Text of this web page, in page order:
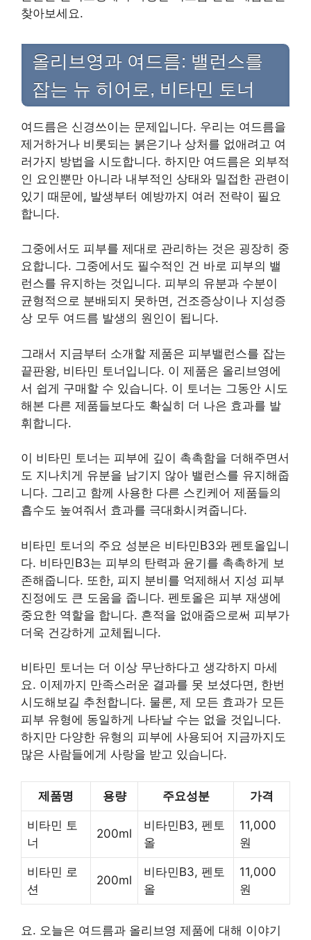
찾아보세요.
올리브영과 여드름: 밸런스를
잡는 뉴 히어로, 비타민 토너
여드름은 신경쓰이는 문제입니다. 우리는 여드름을
제거하거나 비롯되는 붉은기나 상처를 없애려고 여
러가지 방법을 시도합니다. 하지만 여드름은 외부적
인 요인뿐만 아니라 내부적인 상태와 밀접한 관련이
있기 때문에, 발생부터 예방까지 여러 전략이 필요
합니다.
그중에서도 피부를 제대로 관리하는 것은 굉장히 중
요합니다. 그중에서도 필수적인 건 바로 피부의 밸
런스를 유지하는 것입니다. 피부의 유분과 수분이
균형적으로 분배되지 못하면, 건조증상이나 지성증
상 모두 여드름 발생의 원인이 됩니다.
그래서 지금부터 소개할 제품은 피부밸런스를 잡는
끝판왕, 비타민 토너입니다. 이 제품은 올리브영에
서 쉽게 구매할 수 있습니다. 이 토너는 그동안 시도
해본 다른 제품들보다도 확실히 더 나은 효과를 발
휘합니다.
이 비타민 토너는 피부에 깊이 촉촉함을 더해주면서
도 지나치게 유분을 남기지 않아 밸런스를 유지해줍
니다. 그리고 함께 사용한 다른 스킨케어 제품들의
흡수도 높여줘서 효과를 극대화시켜줍니다.
비타민 토너의 주요 성분은 비타민B3와 펜토올입니
다. 비타민B3는 피부의 탄력과 윤기를 촉촉하게 보
존해줍니다. 또한, 피지 분비를 억제해서 지성 피부
진정에도 큰 도움을 줍니다. 펜토올은 피부 재생에
중요한 역할을 합니다. 흔적을 없애줌으로써 피부가
더욱 건강하게 교체됩니다.
비타민 토너는 더 이상 무난하다고 생각하지 마세
요. 이제까지 만족스러운 결과를 못 보셨다면, 한번
시도해보길 추천합니다. 물론, 제 모든 효과가 모든
피부 유형에 동일하게 나타날 수는 없을 것입니다.
하지만 다양한 유형의 피부에 사용되어 지금까지도
많은 사람들에게 사랑을 받고 있습니다.
제품명 용량 주요성분 가격
비타민 토
너
200ml
비타민B3, 펜토
올
11,000
원
비타민 로
션
200ml
비타민B3, 펜토
올
11,000
원
요. 오늘은 여드름과 올리브영 제품에 대해 이야기